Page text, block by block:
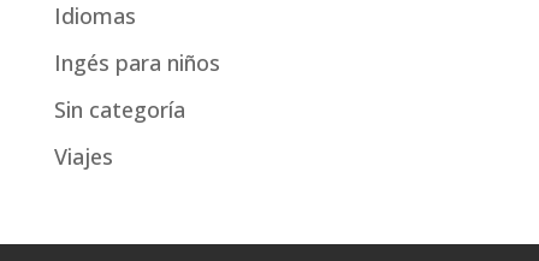
Idiomas
Ingés para niños
Sin categoría
Viajes